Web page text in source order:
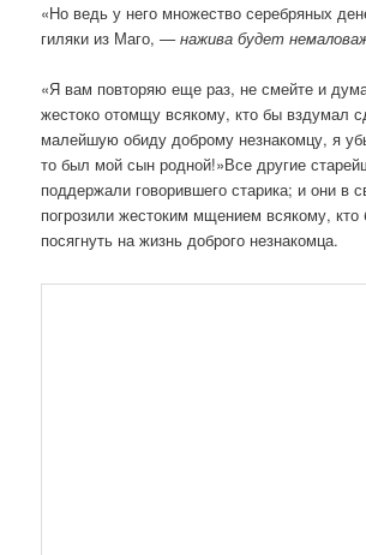
«Но ведь у него множество серебряных
гиляки из Маго,— нажива будет
«Я вам повторяю еще раз, не смейте и
жестоко отомщу всякому, кто бы вздумал
малейшую обиду доброму незнакомцу, я
то был мой сын родной!»Все другие
поддержали говорившего старика; и они в
погрозили жестоким мщением всякому,
посягнуть на жизнь доброго незнакомца.